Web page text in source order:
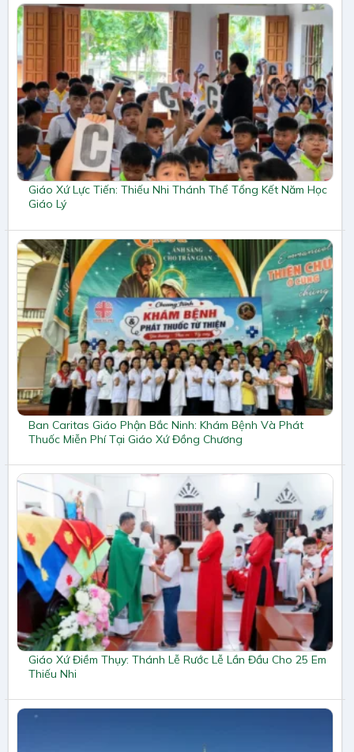
Giáo Xứ Lực Tiến: Thiếu Nhi Thánh Thể Tổng Kết Năm Học
Giáo Lý
Ban Caritas Giáo Phận Bắc Ninh: Khám Bệnh Và Phát
Thuốc Miễn Phí Tại Giáo Xứ Đồng Chương
Giáo Xứ Điềm Thụy: Thánh Lễ Rước Lễ Lần Đầu Cho 25 Em
Thiếu Nhi